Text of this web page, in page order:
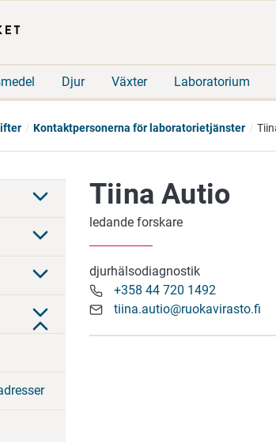
Djur Växter Laboratorium
Kontaktpersonerna för laboratorietjänster
Tiina Autio
ledande forskare
djurhälsodiagnostik
+358 44 720 1492
tiina.autio@ruokavirasto.fi